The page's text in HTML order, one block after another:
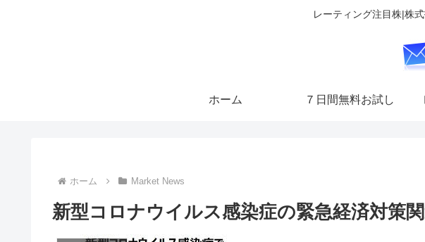
レーティング注目株|株
ホーム ７日間無料お試し
ホーム Market News
新型コロナウイルス感染症の緊急経済対策